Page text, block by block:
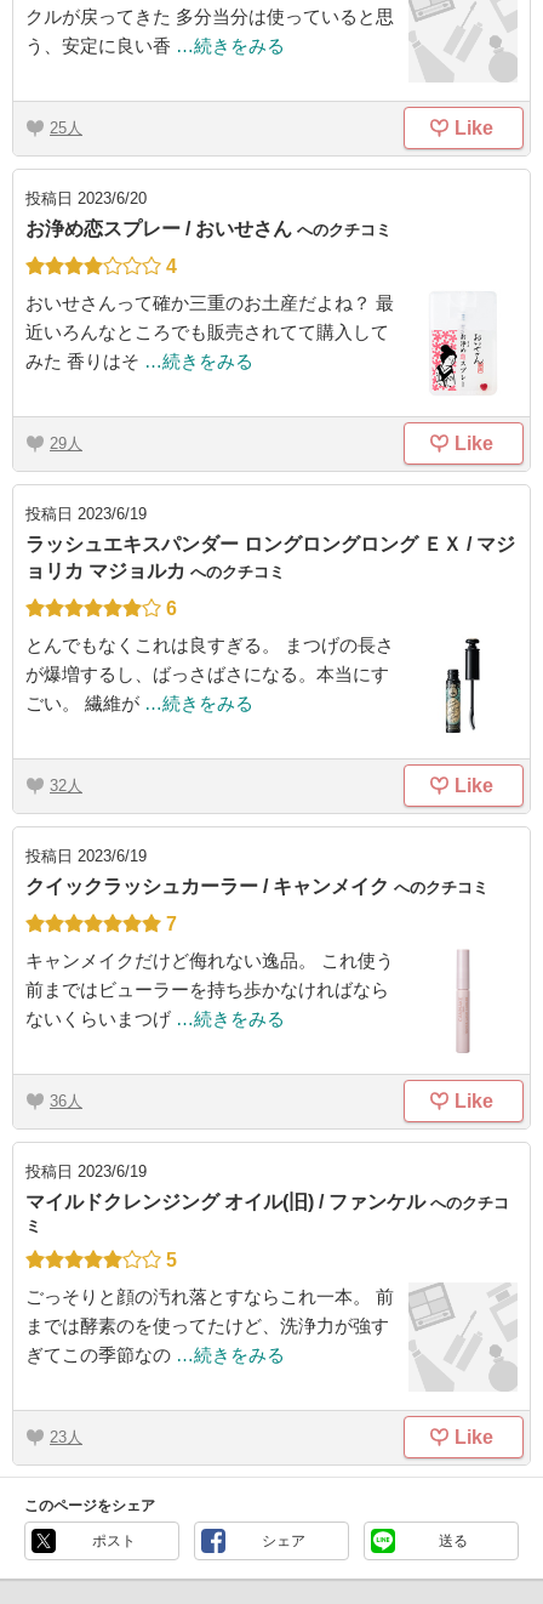
クルが戻ってきた 多分当分は使っていると思
う、安定に良い香 …続きをみる
25 Like
投稿日 2023/6/20
お浄め恋スプレー / おいせさん へのクチコミ
4
おいせさんって確か三重のお土産だよね？ 最
近いろんなところでも販売されてて購入して
みた 香りはそ …続きをみる
29 Like
投稿日 2023/6/19
ラッシュエキスパンダー ロングロングロング ＥＸ / マジ
ョリカ マジョルカ へのクチコミ
6
とんでもなくこれは良すぎる。 まつげの長さ
が爆増するし、ばっさばさになる。本当にす
ごい。 繊維が …続きをみる
32 Like
投稿日 2023/6/19
クイックラッシュカーラー / キャンメイク へのクチコミ
7
キャンメイクだけど侮れない逸品。 これ使う
前まではビューラーを持ち歩かなければなら
ないくらいまつげ …続きをみる
36 Like
投稿日 2023/6/19
マイルドクレンジング オイル(旧) / ファンケル へのクチコ
ミ
5
ごっそりと顔の汚れ落とすならこれ一本。 前
までは酵素のを使ってたけど、洗浄力が強す
ぎてこの季節なの …続きをみる
23 Like
このページをシェア
ポスト シェア 送る